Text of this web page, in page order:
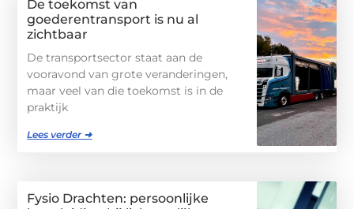
De toekomst van
goederentransport is nu al
zichtbaar
De transportsector staat aan de
vooravond van grote veranderingen,
maar veel van die toekomst is in de
praktijk
Lees verder ➜
Fysio Drachten: persoonlijke